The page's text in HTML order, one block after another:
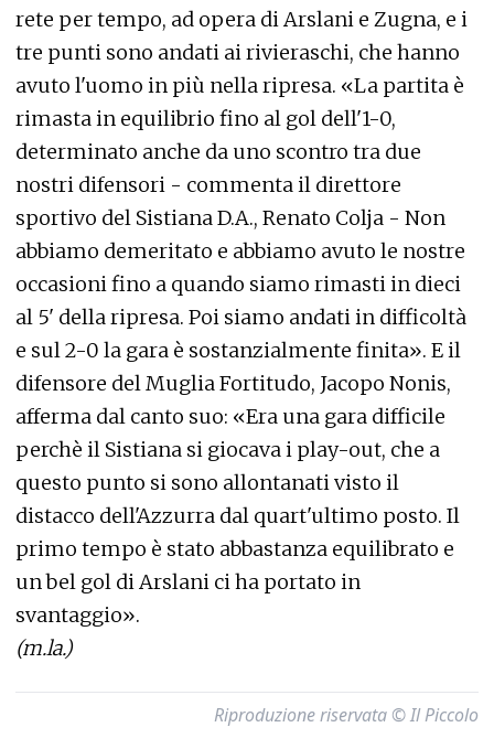
rete per tempo, ad opera di Arslani e Zugna, e i
tre punti sono andati ai rivieraschi, che hanno
avuto l'uomo in più nella ripresa. «La partita è
rimasta in equilibrio fino al gol dell'1-0,
determinato anche da uno scontro tra due
nostri difensori - commenta il direttore
sportivo del Sistiana D.A., Renato Colja - Non
abbiamo demeritato e abbiamo avuto le nostre
occasioni fino a quando siamo rimasti in dieci
al 5' della ripresa. Poi siamo andati in difficoltà
e sul 2-0 la gara è sostanzialmente finita». E il
difensore del Muglia Fortitudo, Jacopo Nonis,
afferma dal canto suo: «Era una gara difficile
perchè il Sistiana si giocava i play-out, che a
questo punto si sono allontanati visto il
distacco dell'Azzurra dal quart'ultimo posto. Il
primo tempo è stato abbastanza equilibrato e
un bel gol di Arslani ci ha portato in
svantaggio».
(m.la.)
Riproduzione riservata © Il Piccolo